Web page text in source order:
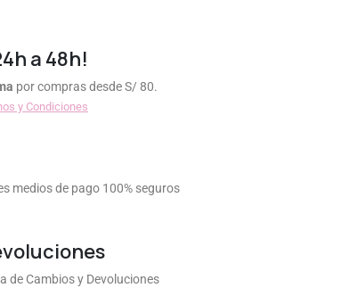
a 48h!
por compras desde S/ 80.
y Condiciones
medios de pago 100% seguros
de Cambios y Devoluciones